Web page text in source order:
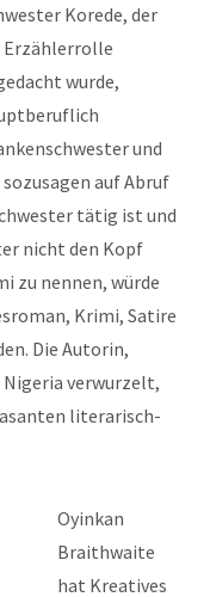
Korede, der
Erzählerrolle
wurde,
und
sozusagen auf Abruf
tätig ist und
nicht den Kopf
zu nennen, würde
Krimi, Satire
Die Autorin,
verwurzelt,
literarisch-
Oyinkan
Braithwaite
hat Kreatives